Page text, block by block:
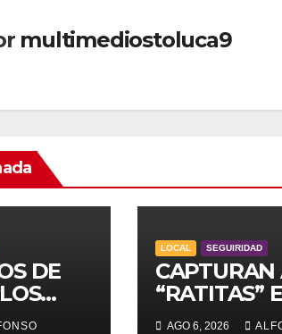
multimediostoluca9
DE
LOCAL SEGUIRIDAD
CAPTURAN
“RATITAS”
TOLUCA
AGO 6, 2026